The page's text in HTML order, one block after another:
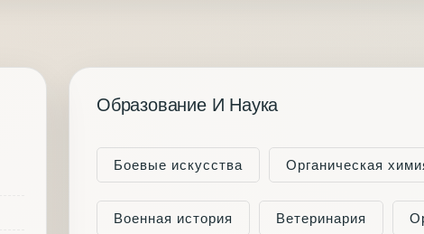
Образование И Наука
Боевые искусства Органическая
Военная история Ветеринария